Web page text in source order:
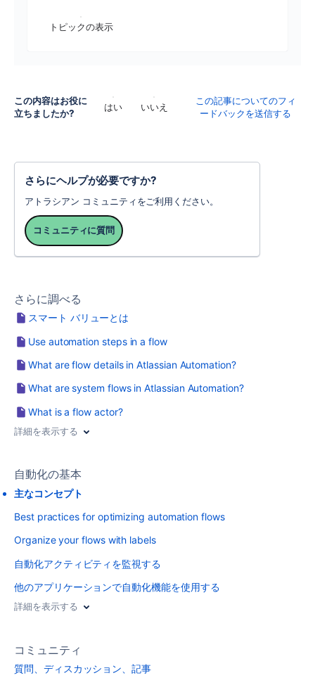
トピックの表示
この内容はお役に
立ちましたか?
はい いいえ
この記事についてのフィ
ードバックを送信する
さらにヘルプが必要ですか?
アトラシアン コミュニティをご利用ください。
コミュニティに質問
さらに調べる
スマート バリューとは
Use automation steps in a flow
What are flow details in Atlassian Automation?
What are system flows in Atlassian Automation?
What is a flow actor?
詳細を表示する
自動化の基本
主なコンセプト
Best practices for optimizing automation flows
Organize your flows with labels
自動化アクティビティを監視する
他のアプリケーションで自動化機能を使用する
詳細を表示する
コミュニティ
質問、ディスカッション、記事